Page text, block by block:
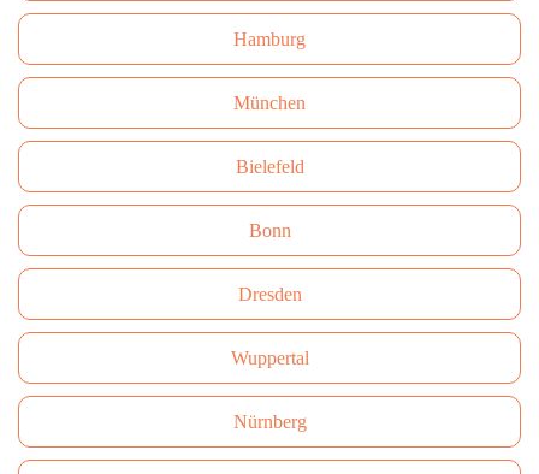
Hamburg
München
Bielefeld
Bonn
Dresden
Wuppertal
Nürnberg